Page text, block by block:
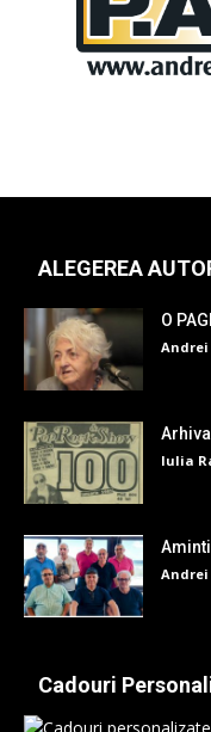
ALEGEREA
O
Andrei
Iulia
Andrei
Cadouri